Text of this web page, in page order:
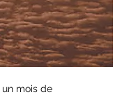
un mois de